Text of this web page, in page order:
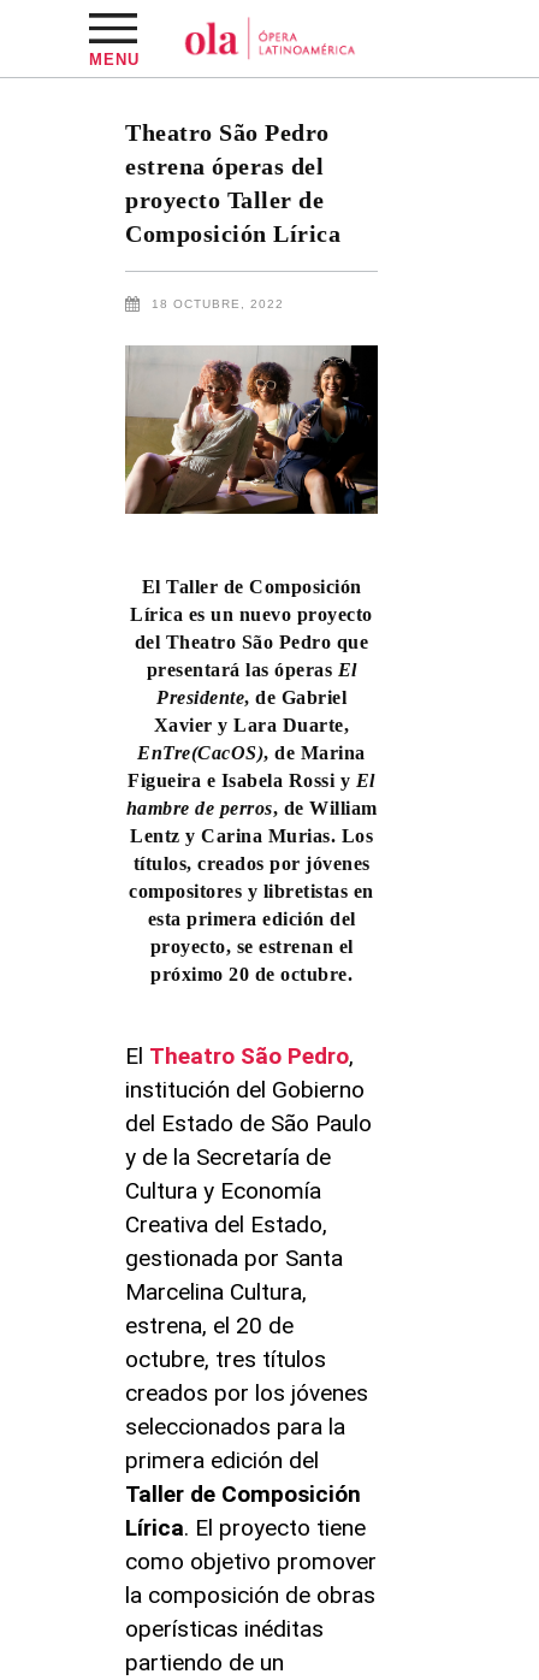
MENU
Theatro São Pedro
estrena óperas del
proyecto Taller de
Composición Lírica
18 OCTUBRE, 2022
El Taller de Composición
Lírica es un nuevo proyecto
del Theatro São Pedro que
presentará las óperas El
Presidente, de Gabriel
Xavier y Lara Duarte,
EnTre(CacOS), de Marina
Figueira e Isabela Rossi y El
hambre de perros, de William
Lentz y Carina Murias. Los
títulos, creados por jóvenes
compositores y libretistas en
esta primera edición del
proyecto, se estrenan el
próximo 20 de octubre.
El Theatro São Pedro,
institución del Gobierno
del Estado de São Paulo
y de la Secretaría de
Cultura y Economía
Creativa del Estado,
gestionada por Santa
Marcelina Cultura,
estrena, el 20 de
octubre, tres títulos
creados por los jóvenes
seleccionados para la
primera edición del
Taller de Composición
Lírica. El proyecto tiene
como objetivo promover
la composición de obras
operísticas inéditas
partiendo de un